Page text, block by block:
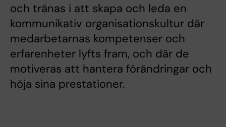
och tränas i att skapa och leda en
kommunikativ organisationskultur där
medarbetarnas kompetenser och
erfarenheter lyfts fram, och där de
motiveras att hantera förändringar och
höja sina prestationer.